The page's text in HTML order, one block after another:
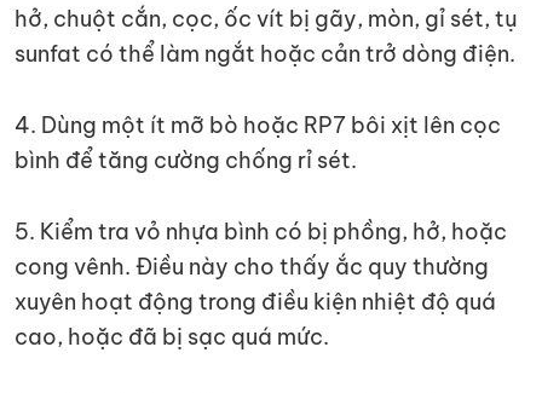
hở, chuột cắn, cọc, ốc vít bị gãy, mòn, gỉ sét, tụ
sunfat có thể làm ngắt hoặc cản trở dòng điện.
4. Dùng một ít mỡ bò hoặc RP7 bôi xịt lên cọc
bình để tăng cường chống rỉ sét.
5. Kiểm tra vỏ nhựa bình có bị phồng, hở, hoặc
cong vênh. Điều này cho thấy ắc quy thường
xuyên hoạt động trong điều kiện nhiệt độ quá
cao, hoặc đã bị sạc quá mức.